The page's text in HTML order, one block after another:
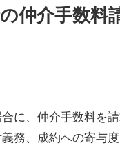
仲介手数料
に、仲介手数料を
務、成約への寄与